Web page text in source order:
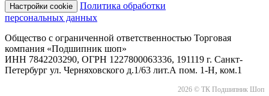
Настройки cookie
Политика обработки
персональных данных
Общество с ограниченной ответственностью Торговая
компания «Подшипник шоп»
ИНН 7842203290, ОГРН 1227800063336, 191119 г. Санкт-
Петербург ул. Черняховского д.1/63 лит.А пом. 1-Н, ком.1
2026 © ТК Подшипник Шоп